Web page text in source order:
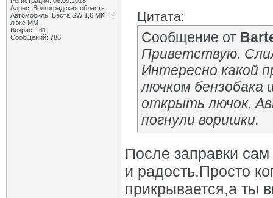
Адрес: Волгоградская область
Автомобиль: Веста SW 1,6 МКПП
люкс ММ
Возраст: 61
Сообщений: 786
Цитата:
Сообщение от
Приветствую.
Интересно какой
лючком бензобака
открыть лючок.
погнули воришки.
После заправки
и радость.Просто
прикрывается,а ты